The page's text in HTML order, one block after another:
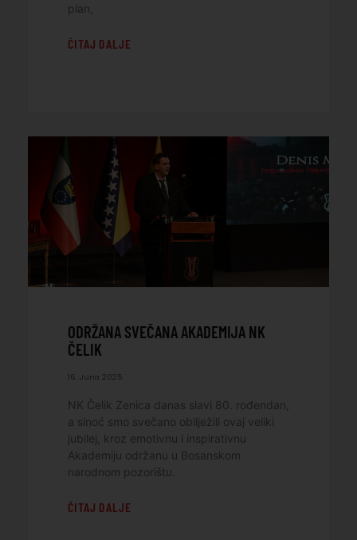
plan,
ČITAJ DALJE
ODRŽANA SVEČANA AKADEMIJA NK
ČELIK
16. Juna 2025.
NK Čelik Zenica danas slavi 80. rođendan,
a sinoć smo svečano obilježili ovaj veliki
jubilej, kroz emotivnu i inspirativnu
Akademiju održanu u Bosanskom
narodnom pozorištu.
ČITAJ DALJE